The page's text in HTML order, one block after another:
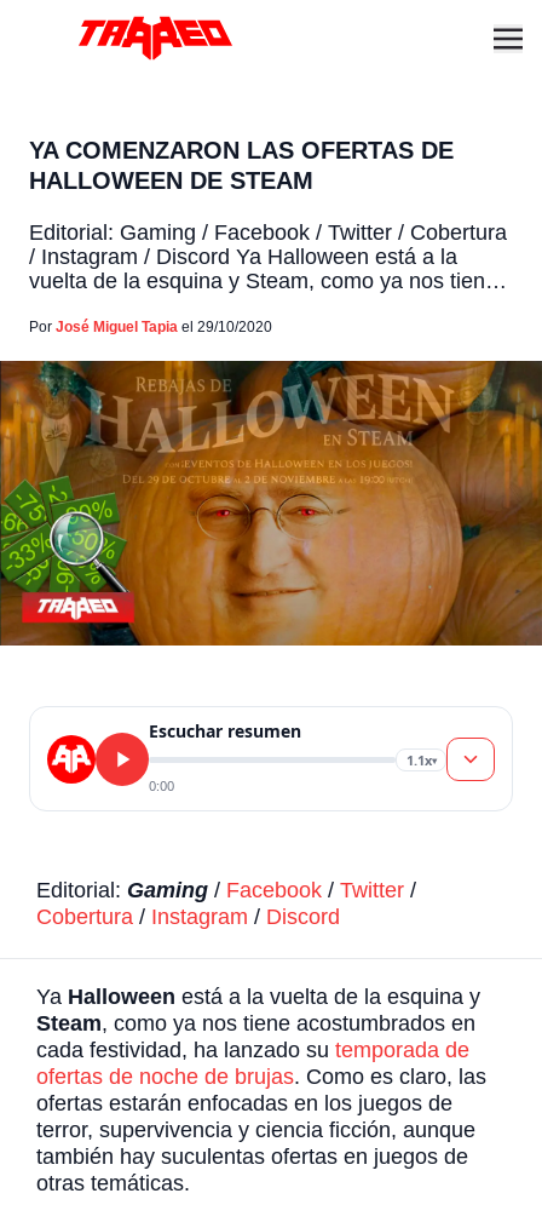
YA COMENZARON LAS OFERTAS DE
HALLOWEEN DE STEAM
Editorial: Gaming / Facebook / Twitter / Cobertura
/ Instagram / Discord Ya Halloween está a la
vuelta de la esquina y Steam, como ya nos tiene
temporada de ofertas de noche de brujas. Como
juegos de terror, supervivencia y […]
Por José Miguel Tapia el 29/10/2020
Escuchar resumen
1.1x▾
0:00
Editorial: Gaming / Facebook / Twitter /
Cobertura / Instagram / Discord
Ya Halloween está a la vuelta de la esquina y
Steam, como ya nos tiene acostumbrados en
cada festividad, ha lanzado su temporada de
ofertas de noche de brujas. Como es claro, las
ofertas estarán enfocadas en los juegos de
terror, supervivencia y ciencia ficción, aunque
también hay suculentas ofertas en juegos de
otras temáticas.